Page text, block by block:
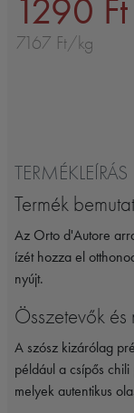
1290 Ft
7167 Ft/kg
TERMÉKLEÍRÁS
Termék
Az Orto d'Autore
ízét hozza el
nyújt.
Összetevők és
A szósz kizárólag
például a csípős
melyek autentikus